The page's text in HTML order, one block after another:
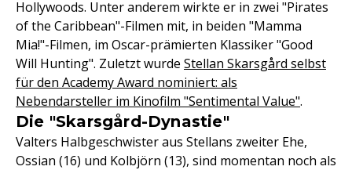
Hollywoods. Unter anderem wirkte er in zwei "Pirates
of the Caribbean"-Filmen mit, in beiden "Mamma
Mia!"-Filmen, im Oscar-prämierten Klassiker "Good
Will Hunting". Zuletzt wurde Stellan Skarsgård selbst
für den Academy Award nominiert: als
Nebendarsteller im Kinofilm "Sentimental Value".
Die "Skarsgård-Dynastie"
Valters Halbgeschwister aus Stellans zweiter Ehe,
Ossian (16) und Kolbjörn (13), sind momentan noch als